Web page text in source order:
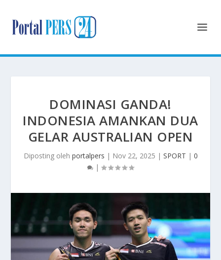
DOMINASI GANDA!
INDONESIA AMANKAN DUA
GELAR AUSTRALIAN OPEN
Diposting oleh portalpers | Nov 22, 2025 | SPORT | 0
|